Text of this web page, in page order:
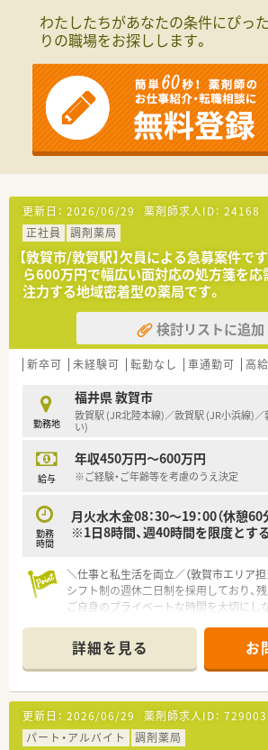
を図り、地域医療のネットワーク構築に
す。
■福井県敦賀市内に4店舗を展開し、創業
史を持ち地域住民から厚い信頼を得ている
■代表ご自身も現場に入って気さくにコ
られているため、風通しが良く非常に働き
■地域への貢献を最優先に考えて採算度
など、常に患者様第一の姿勢を貫いている
【職場環境と雰囲気】
■薬剤師と数名の事務スタッフが在籍し
いながら和やかな雰囲気の中で日々の業
■薬剤師と事務員がしっかりと連携を取
■充実した設備環境の中で落ち着いて業務
患者様へのより良いサービス提供に集中で
わたしたちがあなたの条件にぴった
りの職場をお探しします。
更新日： 2026/06/29 薬剤師求人ID： 24168
正社員
調剤薬局
【敦賀市/敦賀駅】欠員による急募案件で
ら600万円で幅広い面対応の処方箋を応
注力する地域密着型の薬局です。
検討リストに追加
新卒可 未経験可 転勤なし 車通勤可 高
勤務地
福井県 敦賀市
敦賀駅 (JR北陸本線)／敦賀駅 (JR小浜線)／
い)
給与
年収450万円～600万円
※ご経験・ご年齢等を考慮のうえ決定
勤務
時間
月火水木金08：30～19：00（休憩60
※1日8時間、週40時間を限度とす
＼仕事と私生活を両立／（敦賀市エリア担
シフト制の週休二日制を採用しており、
ご自身のプライベートな時間を大切にし
【店舗情報と応需状況について】
■敦賀駅よりお車で9分ほどの場所に位置
にも便利な車通勤が可能な通いやすい立
■近隣の医療機関を中心に面対応で1日
処方箋を応需しており、落ち着いて業務に
■内科や外科から眼科や皮膚科など非常
詳細を見る お
更新日： 2026/06/29 薬剤師求人ID： 729003
パート・アルバイト
調剤薬局